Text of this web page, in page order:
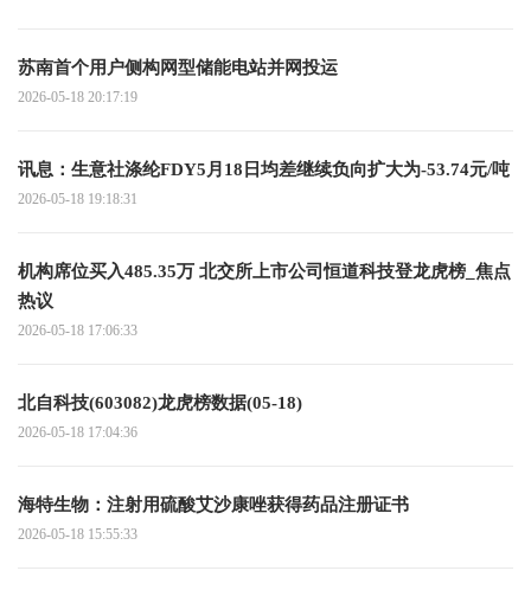
苏南首个用户侧构网型储能电站并网投运
2026-05-18 20:17:19
讯息：生意社涤纶FDY5月18日均差继续负向扩大为-53.74元/吨
2026-05-18 19:18:31
机构席位买入485.35万 北交所上市公司恒道科技登龙虎榜_焦点
热议
2026-05-18 17:06:33
北自科技(603082)龙虎榜数据(05-18)
2026-05-18 17:04:36
海特生物：注射用硫酸艾沙康唑获得药品注册证书
2026-05-18 15:55:33